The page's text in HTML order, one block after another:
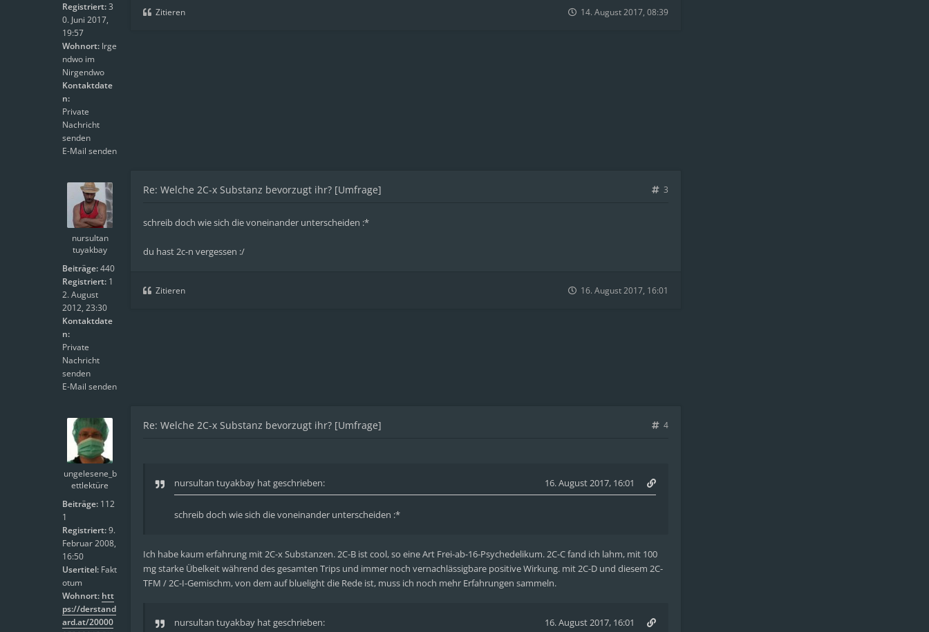
Registriert:3
0. Juni 2017,
19:57
Wohnort: Irge
ndwo im
Nirgendwo
Kontaktdate
n:
Private
Nachricht
senden
E-Mail senden
Zitieren 14. August 2017, 08:39
nursultan
tuyakbay
Beiträge:440
Registriert: 1
2. August
2012, 23:30
Kontaktdate
n:
Private
Nachricht
senden
E-Mail senden
Re: Welche 2C-x Substanz bevorzugt ihr? [Umfrage] 3
schreib doch wie sich die voneinander unterscheiden :*
du hast 2c-n vergessen :/
Zitieren 16. August 2017, 16:01
ungelesene_b
ettlektüre
Beiträge: 112
1
Registriert:9.
Februar 2008,
16:50
Usertitel: Fakt
otum
Wohnort: htt
ps://derstand
ard.at/20000
Re: Welche 2C-x Substanz bevorzugt ihr? [Umfrage] 4
nursultan tuyakbay hat geschrieben: 16. August 2017, 16:01
schreib doch wie sich die voneinander unterscheiden :*
Ich habe kaum erfahrung mit 2C-x Substanzen. 2C-B ist cool, so eine Art Frei-ab-16-Psychedelikum. 2C-C fand ich lahm, mit 100
mg starke Übelkeit während des gesamten Trips und immer noch vernachlässigbare positive Wirkung. mit 2C-D und diesem 2C-
TFM / 2C-I-Gemischm, von dem auf bluelight die Rede ist, muss ich noch mehr Erfahrungen sammeln.
nursultan tuyakbay hat geschrieben: 16. August 2017, 16:01